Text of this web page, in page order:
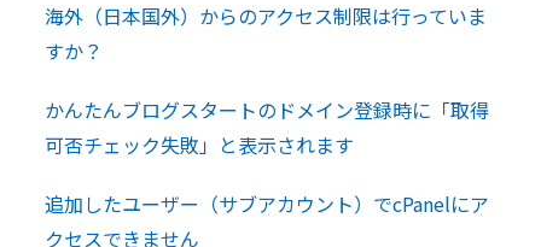
海外（日本国外）からのアクセス制限は行っていま
すか？
かんたんブログスタートのドメイン登録時に「取得
可否チェック失敗」と表示されます
追加したユーザー（サブアカウント）でcPanelにア
クセスできません